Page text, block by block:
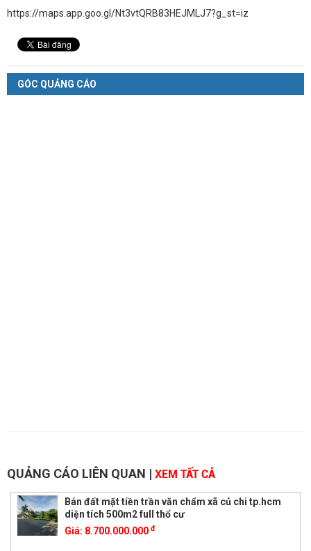
https://maps.app.goo.gl/Nt3vtQRB83HEJMLJ7?g_st=iz
GÓC QUẢNG CÁO
QUẢNG CÁO LIÊN QUAN | XEM TẤT CẢ
Bán đất mặt tiền trần văn chẩm xã củ chi tp.hcm
diện tích 500m2 full thổ cư
Giá: 8.700.000.000 đ